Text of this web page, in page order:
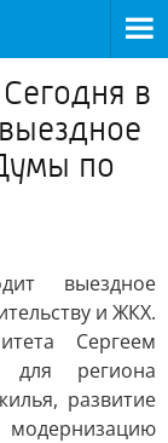
в
по
выездное
и ЖКХ.
Сергеем
для региона
развитие